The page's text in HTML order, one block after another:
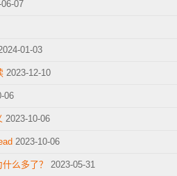
07
01-03
2023-12-10
06
2023-10-06
2023-10-06
么多了？ 2023-05-31